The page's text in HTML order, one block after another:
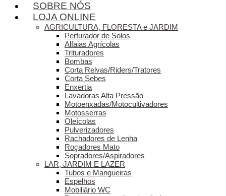
SOBRE NÓS
LOJA ONLINE
AGRICULTURA, FLORESTA e JARDIM
Perfurador de Solos
Alfaias Agrícolas
Trituradores
Bombas
Corta Relvas/Riders/Tratores
Corta Sebes
Enxertia
Lavadoras Alta Pressão
Motoenxadas/Motocultivadores
Motosserras
Oleícolas
Pulverizadores
Rachadores de Lenha
Roçadores Mato
Sopradores/Aspiradores
LAR, JARDIM E LAZER
Tubos e Mangueiras
Espelhos
Mobiliário WC